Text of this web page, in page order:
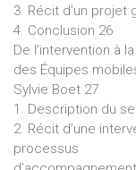
3. Récit d’un projet
4. Conclusion 26
De l’intervention à
des Équipes
Sylvie Boet 27
1. Description du
2. Récit d’une
processus